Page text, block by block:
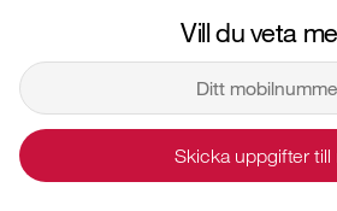
Vill du veta
Skicka uppgifter till